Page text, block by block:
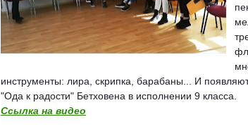
инструменты: лира, скрипка, барабаны... И
"Ода к радости" Бетховена в исполнении 9 класса.
Ссылка на видео